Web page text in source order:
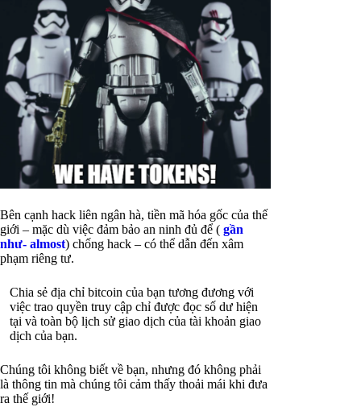
Bên cạnh hack liên ngân hà, tiền mã hóa gốc của thế
giới – mặc dù việc đảm bảo an ninh đủ để ( gần
như- almost) chống hack – có thể dẫn đến xâm
phạm riêng tư.
Chia sẻ địa chỉ bitcoin của bạn tương đương với
việc trao quyền truy cập chỉ được đọc số dư hiện
tại và toàn bộ lịch sử giao dịch của tài khoản giao
dịch của bạn.
Chúng tôi không biết về bạn, nhưng đó không phải
là thông tin mà chúng tôi cảm thấy thoải mái khi đưa
ra thế giới!